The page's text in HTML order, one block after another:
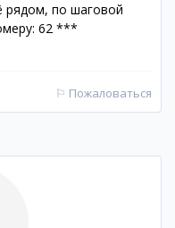
рядом, по шаговой
62 ***
⚐ Пожаловаться